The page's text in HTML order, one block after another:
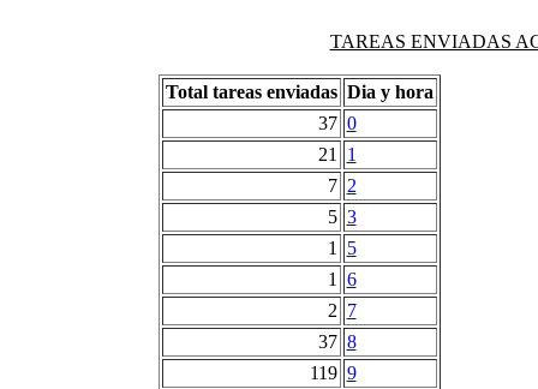
TAREAS ENVIADAS
Total tareas enviadas Dia y hora
37 0
21
1
7 2
5 3
1
5
1
6
2 7
37 8
119 9